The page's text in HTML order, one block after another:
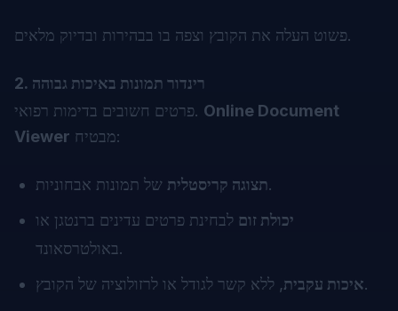
פשוט העלה את הקובץ וצפה בו בבהירות ובדיוק מלאים.
2. רינדור תמונות באיכות גבוהה
פרטים חשובים בדימות רפואי. Online Document
Viewer
מבטיח:
תצוגה קריסטליתשל תמונות אבחוניות.
יכולת זום לבחינת פרטים עדינים ברנטגן או
באולטרסאונד.
איכות עקבית, ללא קשר לגודל או לרזולוציה של הקובץ.